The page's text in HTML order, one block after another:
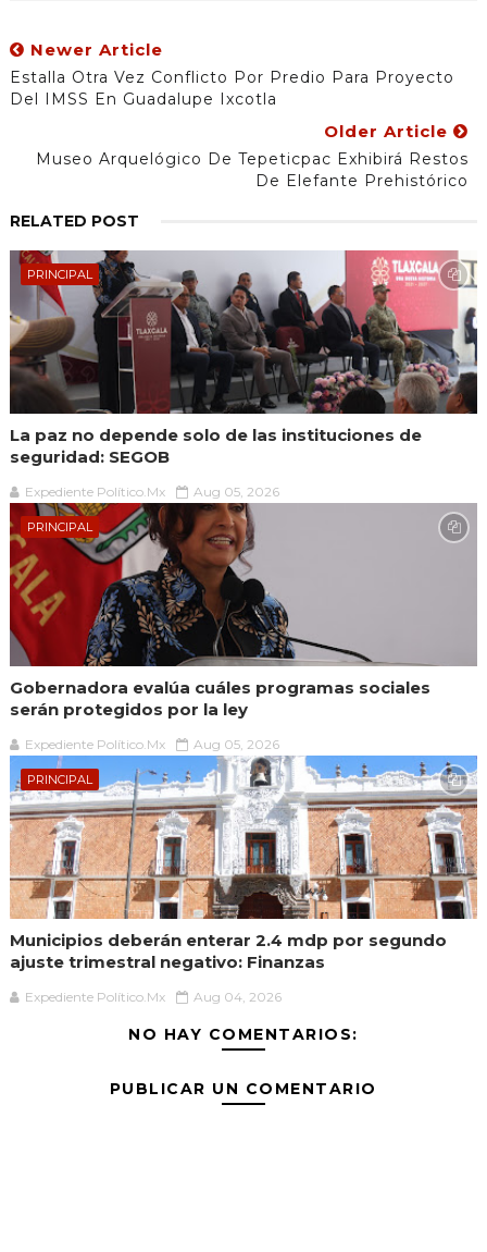
Newer Article
Estalla Otra Vez Conflicto Por Predio Para Proyecto
Del IMSS En Guadalupe Ixcotla
Older Article
Museo Arquelógico De Tepeticpac Exhibirá Restos
De Elefante Prehistórico
RELATED POST
PRINCIPAL
La paz no depende solo de las instituciones de
seguridad: SEGOB
Expediente Político.Mx Aug 05, 2026
PRINCIPAL
Gobernadora evalúa cuáles programas sociales
serán protegidos por la ley
Expediente Político.Mx Aug 05, 2026
PRINCIPAL
Municipios deberán enterar 2.4 mdp por segundo
ajuste trimestral negativo: Finanzas
Expediente Político.Mx Aug 04, 2026
NO HAY COMENTARIOS:
PUBLICAR UN COMENTARIO